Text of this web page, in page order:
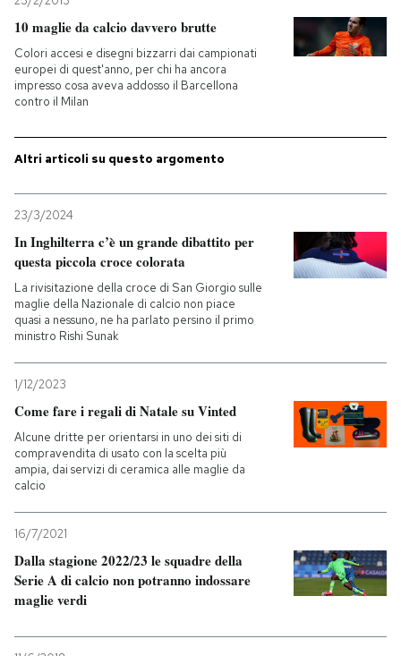
10 maglie da calcio davvero brutte
Colori accesi e disegni bizzarri dai campionati
europei di quest'anno, per chi ha ancora
impresso cosa aveva addosso il Barcellona
contro il Milan
Altri articoli su questo argomento
23/3/2024
In Inghilterra c’è un grande dibattito per
questa piccola croce colorata
La rivisitazione della croce di San Giorgio sulle
maglie della Nazionale di calcio non piace
quasi a nessuno, ne ha parlato persino il primo
ministro Rishi Sunak
1/12/2023
Come fare i regali di Natale su Vinted
Alcune dritte per orientarsi in uno dei siti di
compravendita di usato con la scelta più
ampia, dai servizi di ceramica alle maglie da
calcio
16/7/2021
Dalla stagione 2022/23 le squadre della
Serie A di calcio non potranno indossare
maglie verdi